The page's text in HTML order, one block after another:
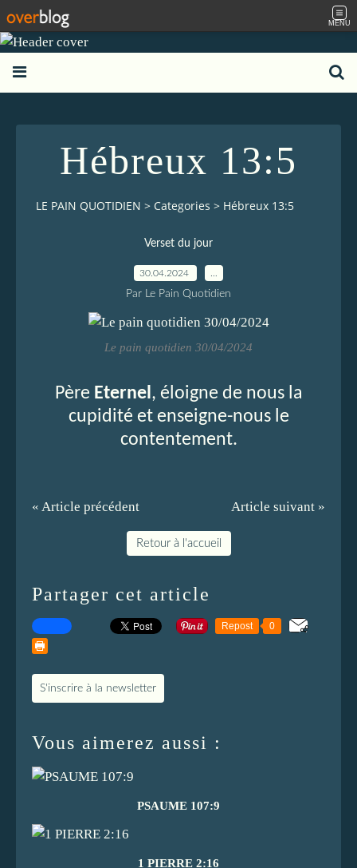
MENU
Hébreux 13:5
LE PAIN QUOTIDIEN > Categories > Hébreux 13:5
Verset du jour
30.04.2024
Par Le Pain Quotidien
Le pain quotidien 30/04/2024
Père Eternel , éloigne de nous la
cupidité et enseigne-nous le
contentement.
« Article précédent Article suivant »
Retour à l'accueil
Partager cet article
Repost 0
S'inscrire à la newsletter
Vous aimerez aussi :
PSAUME 107:9
1 PIERRE 2:16